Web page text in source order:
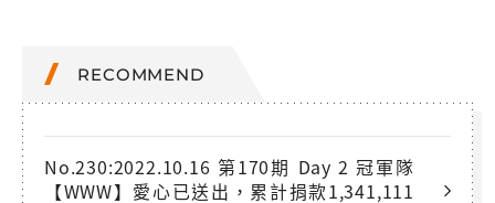
RECOMMEND
No.230:2022.10.16 第170期 Day 2 冠軍隊
【WWW】愛心已送出，累計捐款1,341,111